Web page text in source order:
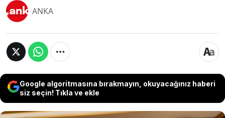
ANKA
Google algoritmasına bırakmayın, okuyacağınız haberi
siz seçin! Tıkla ve ekle